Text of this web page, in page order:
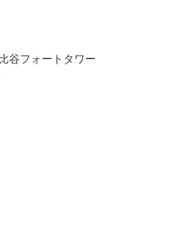
谷フォートタワー